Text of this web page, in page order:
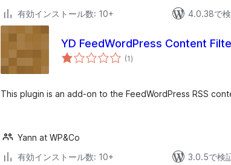
有効インストール数: 10+
4.0.38で
YD FeedWordPress Content
(1個
の)
This plugin is an add-on to the FeedWordPress RSS
Yann at WP&Co
有効インストール数: 10+
3.0.5で検